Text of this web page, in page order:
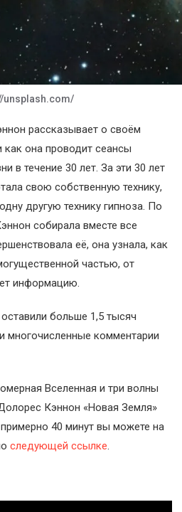
unsplash.com/
рассказывает о своём
она проводит сеансы
в течение 30 лет. За эти 30 лет
свою собственную технику,
другую технику гипноза. По
собирала вместе все
её, она узнала, как
частью, от
информацию.
больше 1,5 тысяч
многочисленные комментарии
Вселенная и три волны
Кэннон «Новая Земля»
40 минут вы можете на
следующей ссылке.